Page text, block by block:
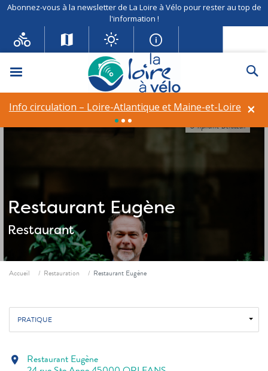
Abonnez-vous à la newsletter de La Loire à Vélo pour rester au top de
l'information !
Menu
×
Info circulation – Loire-Atlantique et Maine-et-Loire
Restaurant Eugène
Restaurant
© Tiphaine Delauzun
Fil d'ariane
Accueil Restauration Restaurant Eugène
PRATIQUE
location_on Restaurant Eugène